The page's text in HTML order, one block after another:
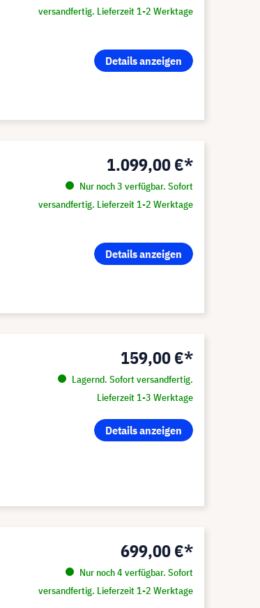
versandfertig. Lieferzeit 1-2 Werktage
Details anzeigen
1.099,00 €*
Nur noch 3 verfügbar. Sofort
versandfertig. Lieferzeit 1-2 Werktage
Details anzeigen
159,00 €*
Lagernd. Sofort versandfertig.
Lieferzeit 1-3 Werktage
Details anzeigen
699,00 €*
Nur noch 4 verfügbar. Sofort
versandfertig. Lieferzeit 1-2 Werktage